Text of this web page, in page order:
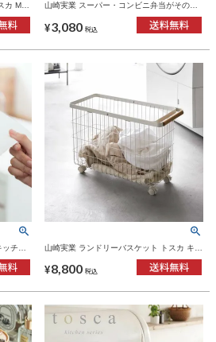
カ M
ーズ
山崎実業 スーパー・コンビニ弁当がそのま
ま入る洗えるお弁当バッグ | インテリア雑
貨・タワーシリーズ
¥3,080 税込
チン
山崎実業 ランドリーバスケット トスカ キャ
ズ・トスカシリーズ
¥8,800 税込